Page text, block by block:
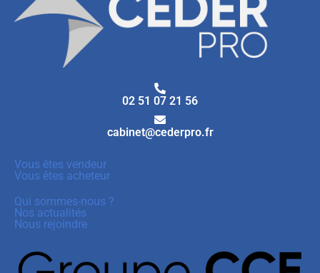
02 51 07 21 56
cabinet@cederpro.fr
Vous êtes vendeur
Vous êtes acheteur
Qui sommes-nous ?
Nos actualités
Nous rejoindre